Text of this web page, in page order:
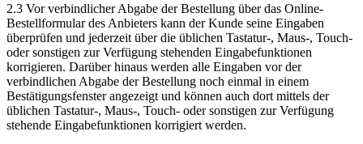
2.3 Vor verbindlicher Abgabe der Bestellung über das Online-
Bestellformular des Anbieters kann der Kunde seine Eingaben
überprüfen und jederzeit über die üblichen Tastatur-, Maus-, Touch-
oder sonstigen zur Verfügung stehenden Eingabefunktionen
korrigieren. Darüber hinaus werden alle Eingaben vor der
verbindlichen Abgabe der Bestellung noch einmal in einem
Bestätigungsfenster angezeigt und können auch dort mittels der
üblichen Tastatur-, Maus-, Touch- oder sonstigen zur Verfügung
stehende Eingabefunktionen korrigiert werden.